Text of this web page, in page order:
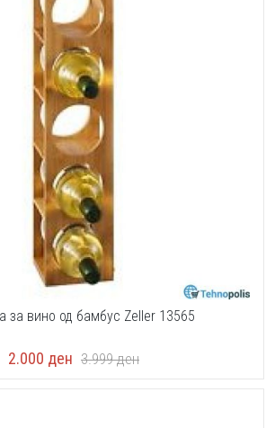
за вино од бамбус Zeller 13565
2.000 ден 3.999ден